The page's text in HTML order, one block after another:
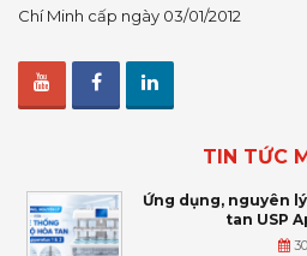
Chí Minh cấp ngày 03/01/2012
TIN TỨC
Ứng dụng, nguyên
tan USP